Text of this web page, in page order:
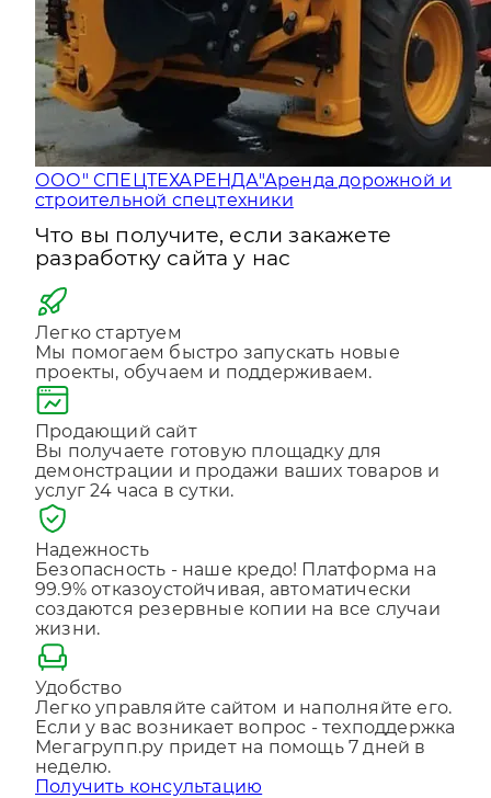
ООО" СПЕЦТЕХАРЕНДА"Аренда дорожной и
Что вы получите, если закажете
разработку сайта у нас
Легко стартуем
Мы помогаем быстро запускать новые
проекты, обучаем и поддерживаем.
Продающий сайт
Вы получаете готовую площадку для
демонстрации и продажи ваших товаров и
услуг 24 часа в сутки.
Надежность
Безопасность - наше кредо! Платформа на
99.9% отказоустойчивая, автоматически
создаются резервные копии на все случаи
жизни.
Удобство
Легко управляйте сайтом и наполняйте его.
Если у вас возникает вопрос - техподдержка
Мегагрупп.ру придет на помощь 7 дней в
неделю.
Отправляя форму, Вы принимаете
конфиденциальности